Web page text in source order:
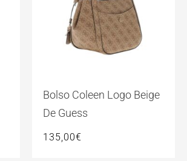
Bolso Coleen Logo Beige
De Guess
135,00€